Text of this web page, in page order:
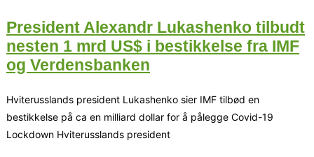
President Alexandr Lukashenko tilbudt
nesten 1 mrd US$ i bestikkelse fra IMF
og Verdensbanken
Hviterusslands president Lukashenko sier IMF tilbød en
bestikkelse på ca en milliard dollar for å pålegge Covid-19
Lockdown Hviterusslands president